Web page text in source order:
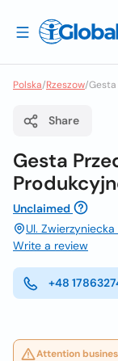
Polska/Rzeszow/
Share
Gesta
Unclaimed
Ul.
Write a review
+48
Attention